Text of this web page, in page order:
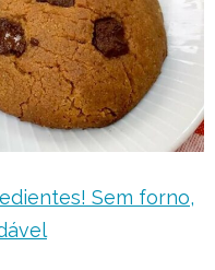
Sem forno,